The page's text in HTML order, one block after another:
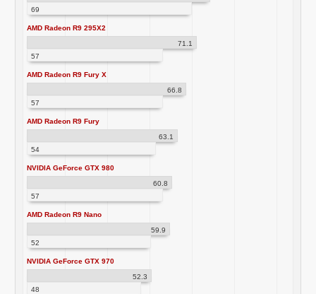
69
AMD Radeon R9 295X2
71.1
57
AMD Radeon R9 Fury X
66.8
57
AMD Radeon R9 Fury
63.1
54
NVIDIA GeForce GTX 980
60.8
57
AMD Radeon R9 Nano
59.9
52
NVIDIA GeForce GTX 970
52.3
48